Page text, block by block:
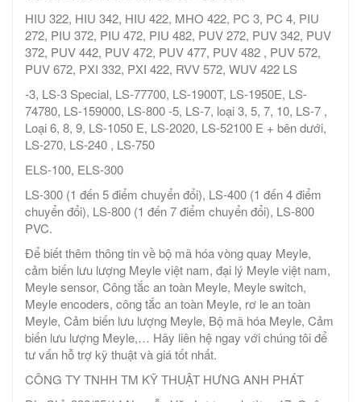
HIU 322, HIU 342, HIU 422, MHO 422, PC 3, PC 4, PIU
272, PIU 372, PIU 472, PIU 482, PUV 272, PUV 342, PUV
372, PUV 442, PUV 472, PUV 477, PUV 482 , PUV 572,
PUV 672, PXI 332, PXI 422, RVV 572, WUV 422 LS
-3, LS-3 Special, LS-77700, LS-1900T, LS-1950E, LS-
74780, LS-159000, LS-800 -5, LS-7, loại 3, 5, 7, 10, LS-7 ,
Loại 6, 8, 9, LS-1050 E, LS-2020, LS-52100 E + bên dưới,
LS-270, LS-240 , LS-750
ELS-100, ELS-300
LS-300 (1 đến 5 điểm chuyển đổi), LS-400 (1 đến 4 điểm
chuyển đổi), LS-800 (1 đến 7 điểm chuyển đổi), LS-800
PVC.
Để biết thêm thông tin về bộ mã hóa vòng quay Meyle,
cảm biến lưu lượng Meyle việt nam, đại lý Meyle việt nam,
Meyle sensor, Công tắc an toàn Meyle, Meyle switch,
Meyle encoders, công tắc an toàn Meyle, rơ le an toàn
Meyle, Cảm biến lưu lượng Meyle, Bộ mã hóa Meyle, Cảm
biến lưu lượng Meyle,… Hãy liên hệ ngay với chúng tôi để
tư vấn hỗ trợ kỹ thuật và giá tốt nhất.
CÔNG TY TNHH TM KỸ THUẬT HƯNG ANH PHÁT